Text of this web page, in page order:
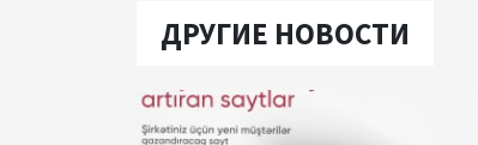
ДРУГИЕ НОВОСТИ